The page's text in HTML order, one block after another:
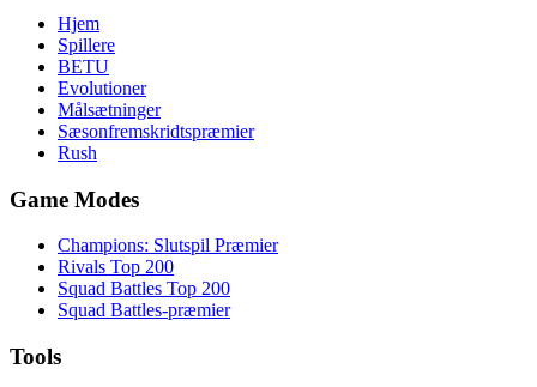
Hjem
Spillere
BETU
Evolutioner
Målsætninger
Sæsonfremskridtspræmier
Rush
Game Modes
Champions: Slutspil Præmier
Rivals Top 200
Squad Battles Top 200
Squad Battles-præmier
Tools